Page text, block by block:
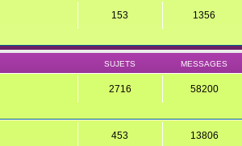
153 1356
SUJETS MESSAGES
2716 58200
453 13806